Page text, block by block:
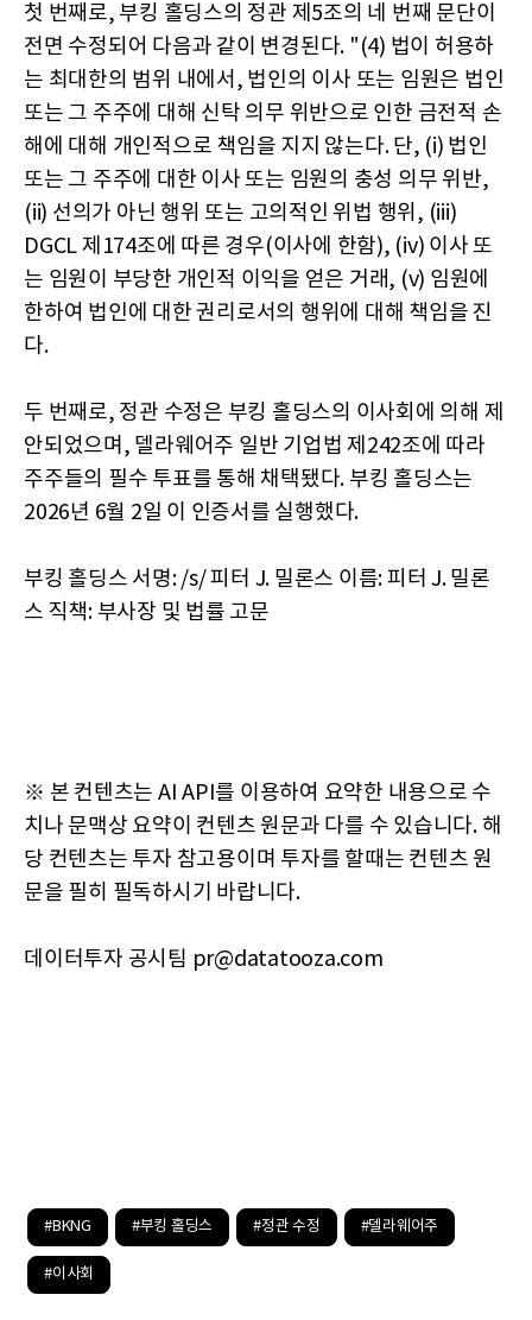
첫 번째로, 부킹 홀딩스의 정관 제5조의 네 번째 문단이
전면 수정되어 다음과 같이 변경된다. "(4) 법이 허용하
는 최대한의 범위 내에서, 법인의 이사 또는 임원은 법인
또는 그 주주에 대해 신탁 의무 위반으로 인한 금전적 손
해에 대해 개인적으로 책임을 지지 않는다. 단, (i) 법인
또는 그 주주에 대한 이사 또는 임원의 충성 의무 위반,
(ii) 선의가 아닌 행위 또는 고의적인 위법 행위, (iii)
DGCL 제174조에 따른 경우(이사에 한함), (iv) 이사 또
는 임원이 부당한 개인적 이익을 얻은 거래, (v) 임원에
한하여 법인에 대한 권리로서의 행위에 대해 책임을 진
다.
두 번째로, 정관 수정은 부킹 홀딩스의 이사회에 의해 제
안되었으며, 델라웨어주 일반 기업법 제242조에 따라
주주들의 필수 투표를 통해 채택됐다. 부킹 홀딩스는
2026년 6월 2일 이 인증서를 실행했다.
부킹 홀딩스 서명: /s/ 피터 J. 밀론스 이름: 피터 J. 밀론
스 직책: 부사장 및 법률 고문
※ 본 컨텐츠는 AI API를 이용하여 요약한 내용으로 수
치나 문맥상 요약이 컨텐츠 원문과 다를 수 있습니다. 해
당 컨텐츠는 투자 참고용이며 투자를 할때는 컨텐츠 원
문을 필히 필독하시기 바랍니다.
데이터투자 공시팀 pr@datatooza.com
#BKNG #부킹 홀딩스 #정관 수정 #델라웨어주
#이사회